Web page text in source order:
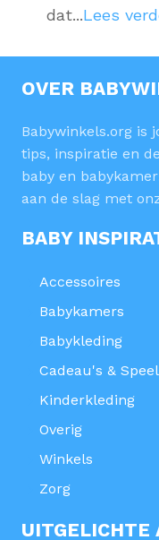
dat...Lees
OVER
Babywinkels.org is
tips, inspiratie en
baby en
aan de slag met
BABY
Accessoires
Babykamers
Babykleding
Cadeau's &
Kinderkleding
Overig
Winkels
Zorg
UITGELICHTE